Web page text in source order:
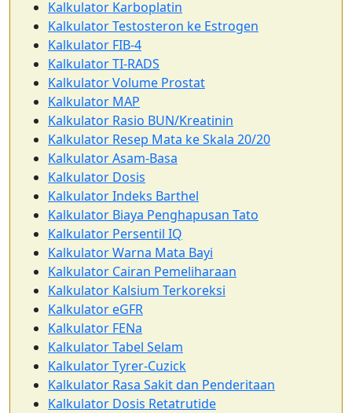
Kalkulator Karboplatin
Kalkulator Testosteron ke Estrogen
Kalkulator FIB-4
Kalkulator TI-RADS
Kalkulator Volume Prostat
Kalkulator MAP
Kalkulator Rasio BUN/Kreatinin
Kalkulator Resep Mata ke Skala 20/20
Kalkulator Asam-Basa
Kalkulator Dosis
Kalkulator Indeks Barthel
Kalkulator Biaya Penghapusan Tato
Kalkulator Persentil IQ
Kalkulator Warna Mata Bayi
Kalkulator Cairan Pemeliharaan
Kalkulator Kalsium Terkoreksi
Kalkulator eGFR
Kalkulator FENa
Kalkulator Tabel Selam
Kalkulator Tyrer-Cuzick
Kalkulator Rasa Sakit dan Penderitaan
Kalkulator Dosis Retatrutide